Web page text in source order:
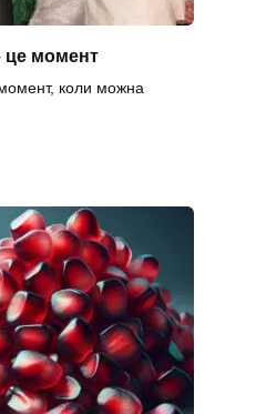
це момент
коли можна